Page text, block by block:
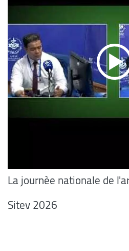
La journèe nationale de
Sitev 2026